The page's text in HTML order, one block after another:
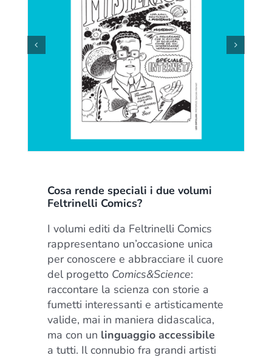
Cosa rende speciali i due volumi
Feltrinelli Comics?
I volumi editi da Feltrinelli Comics
rappresentano un’occasione unica
per conoscere e abbracciare il cuore
del progetto Comics&Science:
raccontare la scienza con storie a
fumetti interessanti e artisticamente
valide, mai in maniera didascalica,
ma con un linguaggio accessibile
a tutti. Il connubio fra grandi artisti